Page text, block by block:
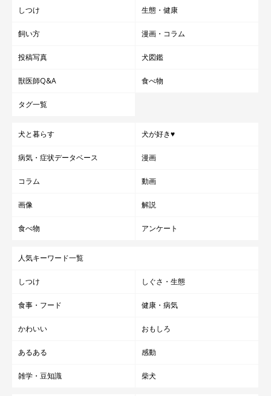
しつけ 生態・健康
飼い方 漫画・コラム
投稿写真 犬図鑑
獣医師Q&A 食べ物
タグ一覧
犬と暮らす 犬が好き♥
病気・症状データベース 漫画
コラム 動画
画像 解説
食べ物 アンケート
人気キーワード一覧
しつけ しぐさ・生態
食事・フード 健康・病気
かわいい おもしろ
あるある 感動
雑学・豆知識 柴犬